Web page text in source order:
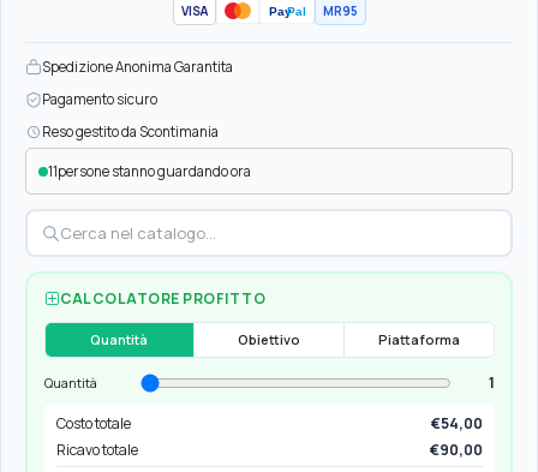
VISA PayPal MR95
Spedizione Anonima Garantita
Pagamento sicuro
Reso gestito da Scontimania
11persone stanno guardando ora
CALCOLATORE PROFITTO
Quantità Obiettivo Piattaforma
Quantità
1
Costo totale
€54,00
Ricavo totale
€90,00